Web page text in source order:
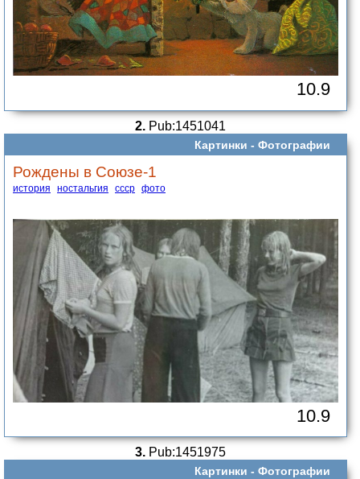
10.9
2.Pub:1451041
Картинки - Фотографии
Рождены в Союзе-1
история ностальгия ссср фото
10.9
3.Pub:1451975
Картинки - Фотографии